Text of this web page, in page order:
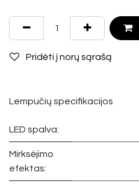
Pridėti į norų sąrašą
Lempučių specifikacijos
LED spalva:
Mirksėjimo
efektas: